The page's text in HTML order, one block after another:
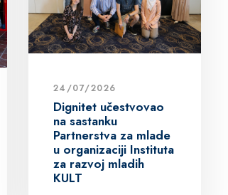
24/07/2026
Dignitet učestvovao
na sastanku
Partnerstva za mlade
u organizaciji Instituta
za razvoj mladih
KULT